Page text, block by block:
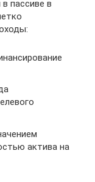
пассиве в
актива на